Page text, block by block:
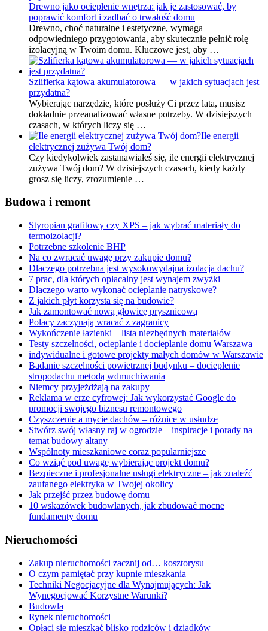
Drewno jako ocieplenie wnętrza: jak je zastosować, by
poprawić komfort i zadbać o trwałość domu
Drewno, choć naturalne i estetyczne, wymaga
odpowiedniego przygotowania, aby skutecznie pełnić rolę
izolacyjną w Twoim domu. Kluczowe jest, aby …
Szlifierka kątowa akumulatorowa — w jakich sytuacjach jest
przydatna?
Wybierając narzędzie, które posłuży Ci przez lata, musisz
dokładnie przeanalizować własne potrzeby. W dzisiejszych
czasach, w których liczy się …
Ile energii
elektrycznej zużywa Twój dom?
Czy kiedykolwiek zastanawiałeś się, ile energii elektrycznej
zużywa Twój dom? W dzisiejszych czasach, kiedy każdy
grosz się liczy, zrozumienie …
Budowa i remont
Styropian grafitowy czy XPS – jak wybrać materiały do
termoizolacji?
Potrzebne szkolenie BHP
Na co zwracać uwagę przy zakupie domu?
Dlaczego potrzebna jest wysokowydajna izolacja dachu?
7 prac, dla których opłacalny jest wynajem zwyżki
Dlaczego warto wykonać ocieplanie natryskowe?
Z jakich płyt korzysta się na budowie?
Jak zamontować nową głowicę prysznicową
Polacy zaczynają wracać z zagranicy
Wykończenie łazienki – lista niezbędnych materiałów
Testy szczelności, ocieplanie i docieplanie domu Warszawa
indywidualne i gotowe projekty małych domów w Warszawie
Badanie szczelności powietrznej budynku – docieplenie
stropodachu metodą wdmuchiwania
Niemcy przyjeżdżają na zakupy
Reklama w erze cyfrowej: Jak wykorzystać Google do
promocji swojego biznesu remontowego
Czyszczenie a mycie dachów – różnice w usłudze
Stwórz swój własny raj w ogrodzie – inspiracje i porady na
temat budowy altany
Wspólnoty mieszkaniowe coraz popularniejsze
Co wziąć pod uwagę wybierając projekt domu?
Bezpieczne i profesjonalne usługi elektryczne – jak znaleźć
zaufanego elektryka w Twojej okolicy
Jak przejść przez budowę domu
10 wskazówek budowlanych, jak zbudować mocne
fundamenty domu
Nieruchomości
Zakup nieruchomości zacznij od… kosztorysu
O czym pamiętać przy kupnie mieszkania
Techniki Negocjacyjne dla Wynajmujących: Jak
Wynegocjować Korzystne Warunki?
Budowla
Rynek nieruchomości
Opłaci się mieszkać blisko rodziców i dziadków